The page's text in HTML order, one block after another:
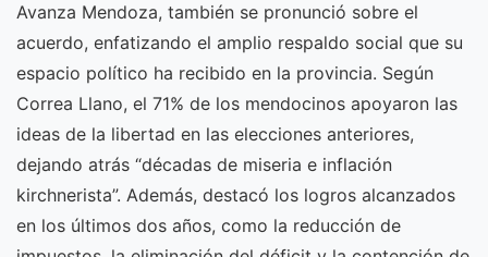
Avanza Mendoza, también se pronunció sobre el
acuerdo, enfatizando el amplio respaldo social que su
espacio político ha recibido en la provincia. Según
Correa Llano, el 71% de los mendocinos apoyaron las
ideas de la libertad en las elecciones anteriores,
dejando atrás “décadas de miseria e inflación
kirchnerista”. Además, destacó los logros alcanzados
en los últimos dos años, como la reducción de